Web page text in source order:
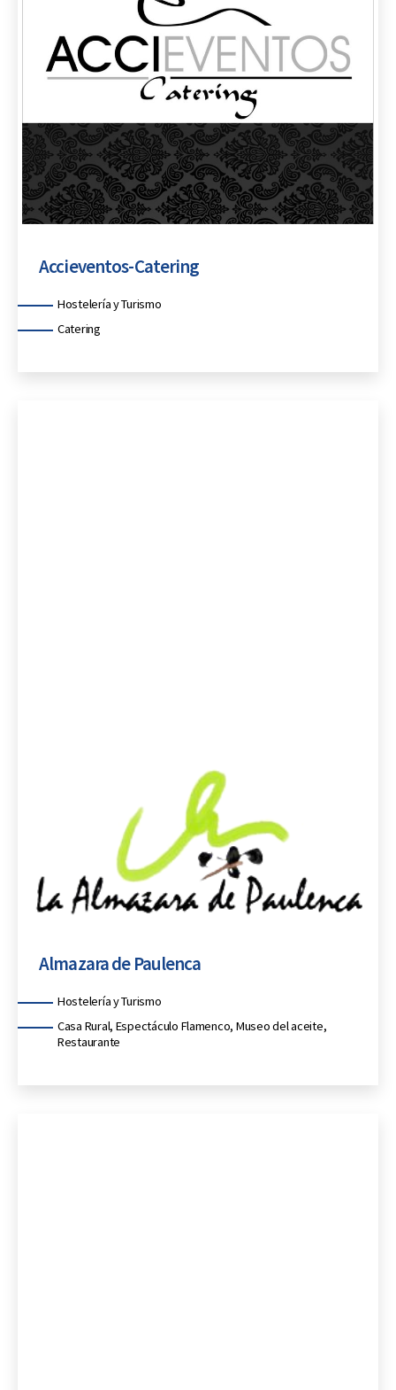
CategoríasHostelería y Turismo
Catering
Accieventos-Catering
CategoríasHostelería y Turismo
Casa Rural, Espectáculo Flamenco, Museo del aceite,
Restaurante
Almazara de Paulenca